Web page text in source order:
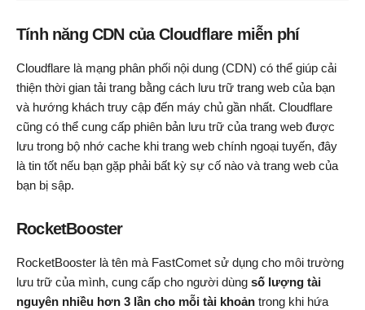
Tính năng CDN của Cloudflare miễn phí
Cloudflare là mạng phân phối nội dung (CDN) có thể giúp cải
thiện thời gian tải trang bằng cách lưu trữ trang web của bạn
và hướng khách truy cập đến máy chủ gần nhất. Cloudflare
cũng có thể cung cấp phiên bản lưu trữ của trang web được
lưu trong bộ nhớ cache khi trang web chính ngoại tuyến, đây
là tin tốt nếu bạn gặp phải bất kỳ sự cố nào và trang web của
bạn bị sập.
RocketBooster
RocketBooster là tên mà FastComet sử dụng cho môi trường
lưu trữ của mình, cung cấp cho người dùng số lượng tài
nguyên nhiều hơn 3 lần cho mỗi tài khoản trong khi hứa